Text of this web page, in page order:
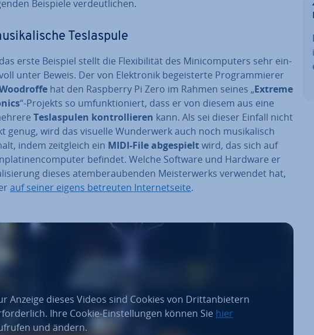
Beispiele ver­deut­li­chen.
Tes­la­spu­le
erste Beispiel stellt die Fle­xi­bi­li­tät des Mi­ni­com­pu­ters sehr ein­
unter Beweis. Der von Elek­tro­nik be­geis­ter­te Pro­gram­mie­rer
hat den Raspberry Pi Zero im Rahmen seines „Extreme
“-Projekts so um­funk­tio­niert, dass er von diesem aus eine
Tes­la­spu­len kon­trol­lie­ren kann. Als sei dieser Einfall nicht
genug, wird das visuelle Wun­der­werk auch noch mu­si­ka­lisch
indem zeit­gleich ein MIDI-File ab­ge­spieltwird, das sich auf
befindet. Welche Software und Hardware er
dieses atem­be­rau­ben­den Meis­ter­werks verwendet hat,
auf seiner eigens betreuten In­ter­net­sei­te.
Anzeige dieses Videos sind Cookies von Drittanbietern
Ihre Cookie-Einstellungen können Sie hier
und ändern.